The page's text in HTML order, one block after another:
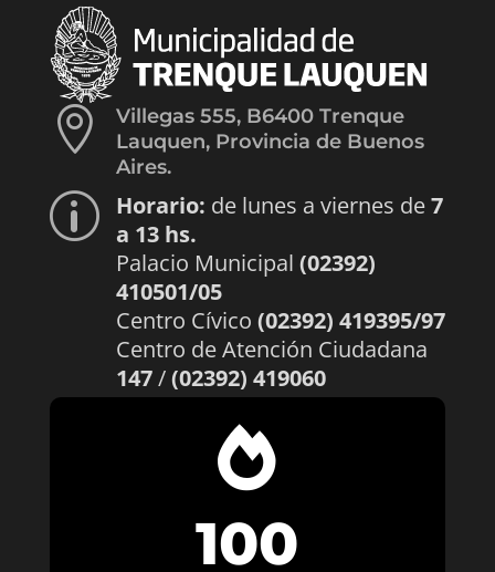

Villegas 555, B6400 Trenque
Lauquen, Provincia de Buenos
Aires.
p Horario: de lunes a viernes de7
a 13 hs.
Palacio Municipal (02392)
410501/05
Centro Cívico (02392) 419395/97
Centro de Atención Ciudadana
147/(02392) 419060

100